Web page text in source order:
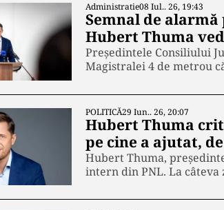
Administratie08 Iul.. 26, 19:43
Semnal de
Hubert Thuma
Președintele Consiliului
Magistralei 4 de metrou
POLITICĂ29 Iun.. 26, 20:07
Hubert Thuma
pe cine a ajutat,
Hubert Thuma,
intern din PNL. La